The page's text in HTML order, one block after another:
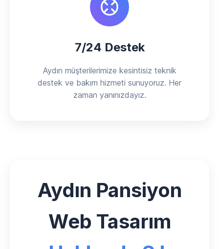
7/24 Destek
Aydın müşterilerimize kesintisiz teknik
destek ve bakım hizmeti sunuyoruz. Her
zaman yanınızdayız.
Aydın Pansiyon
Web Tasarım